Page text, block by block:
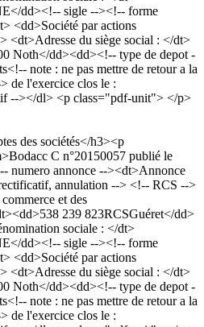
dd><!-- sigle --><!-- forme
<dd>Société par actions
<dt>Adresse du siège social : </dt>
Noth</dd><dd><!-- type de depot -
note : ne pas mettre de retour a la
de l'exercice clos le :
--></dl> <p class="pdf-unit"> </p>
des sociétés</h3><p
C n°20150057 publié le
numero annonce --><dt>Annonce
annulation --> <!-- RCS -->
et des
239 823RCSGuéret</dd>
sociale : </dt>
dd><!-- sigle --><!-- forme
<dd>Société par actions
<dt>Adresse du siège social : </dt>
Noth</dd><dd><!-- type de depot -
note : ne pas mettre de retour a la
de l'exercice clos le :